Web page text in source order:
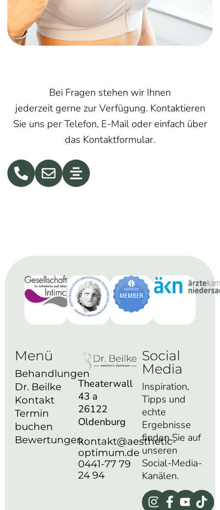
Bei Fragen stehen wir Ihnen
jederzeit gerne zur Verfügung. Kontaktieren
Sie uns per Telefon, E-Mail oder einfach über
das Kontaktformular.
Menü
Behandlungen
Dr. Beilke
Kontakt
Termin
buchen
Bewertungen
Theaterwall
43 a
26122
Oldenburg
kontakt@aesthetic-
optimum.de
0441-77 79
24 94
Social
Media
Inspiration,
Tipps und
echte
Ergebnisse
finden Sie auf
unseren
Social-Media-
Kanälen.